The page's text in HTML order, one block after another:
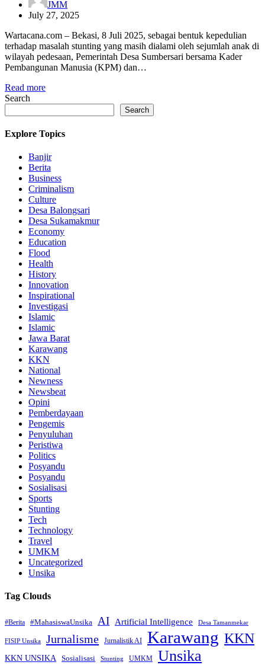
JMM
July 27, 2025
Wartacana.com – Bekasi, 8 Juli 2025, sebagai bentuk kepedulian
terhadap masalah stunting yang masih dialami oleh sejumlah anak di
wilayah pedesaan, Pemerintah Desa Sumbersari bersama Kader
Pembangunan Manusia (KPM) dan…
Read more
Search
Search
Explore Topics
Banjir
Berita
Business
Criminalism
Culture
Desa Balongsari
Desa Sukamakmur
Economy
Education
Flood
Health
History
Innovation
Inspirational
Investigasi
Islamic
Islamic
Jawa Barat
Karawang
KKN
National
Newness
Newsbeat
Opini
Pemberdayaan
Pengemis
Penyuluhan
Peristiwa
Politics
Posyandu
Posyandu
Sosialisasi
Sports
Stunting
Tech
Technology
Travel
UMKM
Uncategorized
Unsika
Tag Clouds
#Berita #MahasiswaUnsika AI Artificial Intelligence Desa Tamanmekar
FISIP Unsika Jurnalisme Jurnalistik AI Karawang KKN
KKN UNSIKA Sosialisasi Stunting UMKM Unsika